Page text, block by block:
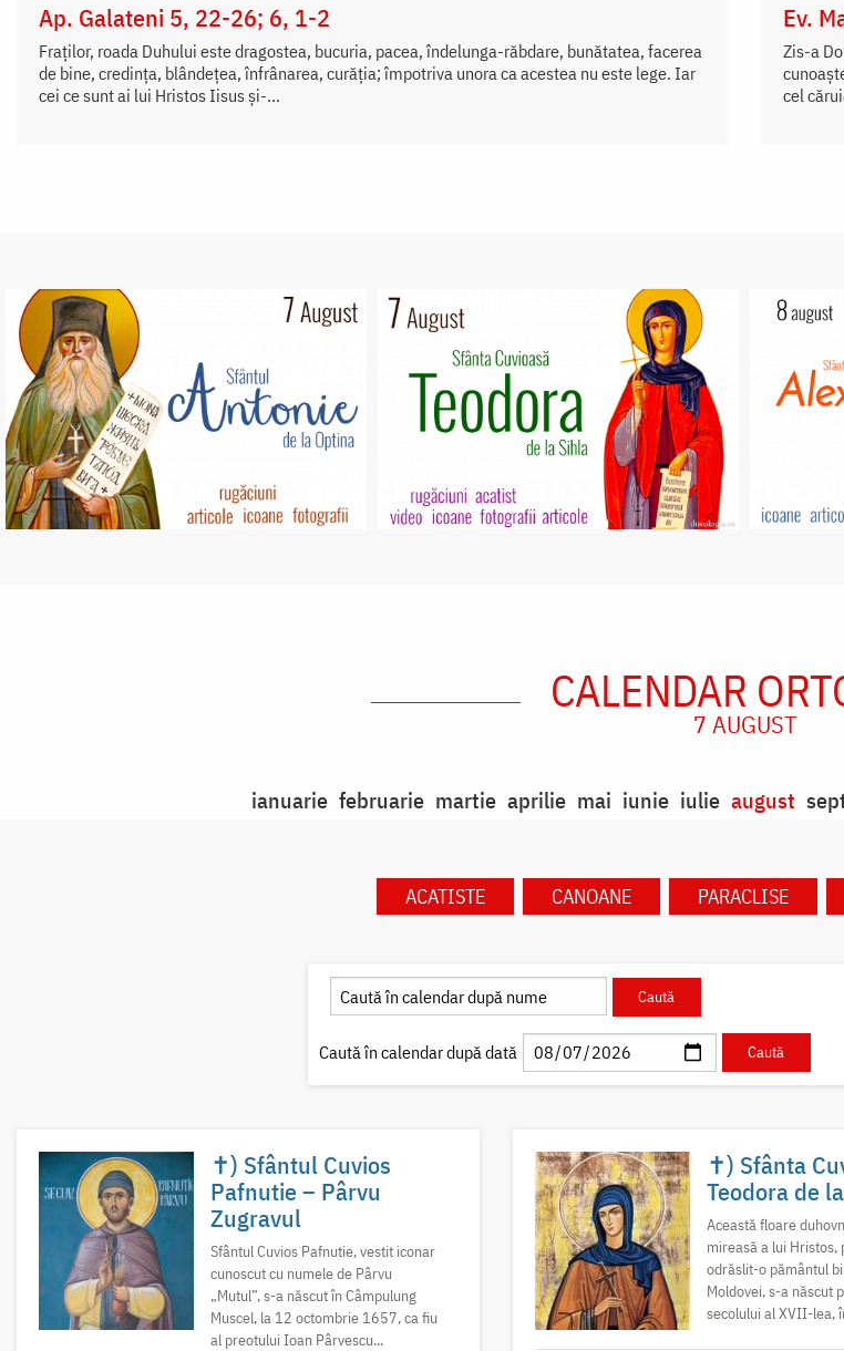
Ap. Galateni 5, 22-26; 6, 1-2
Fraților, roada Duhului este dragostea, bucuria, pacea, îndelunga-răbdare, bunătatea, facerea
de bine, credința, blândețea, înfrânarea, curăția; împotriva unora ca acestea nu este lege. Iar
cei ce sunt ai lui Hristos Iisus și-...
Ev.
Zis-a
cel
CALENDAR
7 AUGUST
ianuarie februarie martie aprilie mai iunie iulie august
ACATISTE CANOANE PARACLISE
Caută în calendar după dată
✝) Sfântul Cuvios
Pafnutie – Pârvu
Zugravul
Sfântul Cuvios Pafnutie, vestit iconar
cunoscut cu numele de Pârvu
„Mutul”, s-a născut în Câmpulung
Muscel, la 12 octombrie 1657, ca fiu
al preotului Ioan Pârvescu...
✝) Sfânta
Teodora de
Această floare
mireasă a lui Hristos,
odrăslit-o pământul
Moldovei, s-a născut
secolului al XVII-lea,